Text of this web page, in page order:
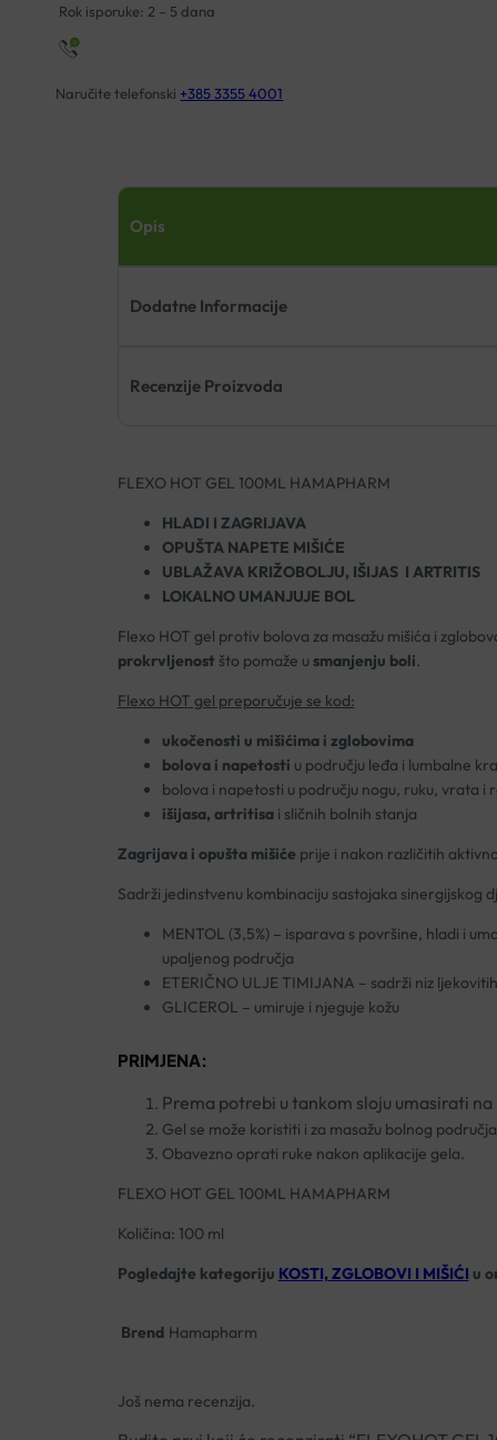
Rok isporuke: 2 – 5 dana
Naručite telefonski +385 3355 4001
Opis
Dodatne Informacije
Recenzije Proizvoda
FLEXO HOT GEL 100ML HAMAPHARM
HLADI I ZAGRIJAVA
OPUŠTA NAPETE MIŠIĆE
UBLAŽAVA KRIŽOBOLJU, IŠIJAS I ARTRITIS
LOKALNO UMANJUJE BOL
Flexo HOT gel protiv bolova za masažu mišića i
prokrvljenost što pomaže u smanjenju boli.
Flexo HOT gel preporučuje se kod:
ukočenosti u mišićima i zglobovima
bolova i napetosti u području leđa i lumbalne
bolova i napetosti u području nogu, ruku, vrata i
išijasa, artritisai sličnih bolnih stanja
Zagrijava i opušta mišiće prije i nakon različitih
Sadrži jedinstvenu kombinaciju sastojaka sinergijskog
MENTOL (3,5%) – isparava s površine, hladi i
upaljenog područja
ETERIČNO ULJE TIMIJANA – sadrži niz
GLICEROL – umiruje i njeguje kožu
PRIMJENA:
Prema potrebi u tankom sloju umasirati
Gel se može koristiti i za masažu bolnog
Obavezno oprati ruke nakon aplikacije gela.
FLEXO HOT GEL 100ML HAMAPHARM
Količina: 100 ml
Pogledajte kategoriju KOSTI, ZGLOBOVI I MIŠIĆI u
Brend Hamapharm
Još nema recenzija.